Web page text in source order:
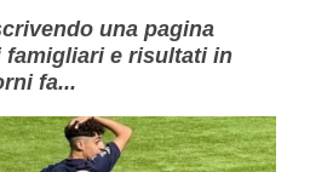
una pagina
famigliari e risultati in
fa...